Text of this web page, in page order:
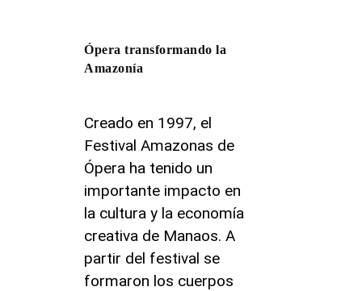
Ópera transformando la
Amazonía
Creado en 1997, el
Festival Amazonas de
Ópera ha tenido un
importante impacto en
la cultura y la economía
creativa de Manaos. A
partir del festival se
formaron los cuerpos